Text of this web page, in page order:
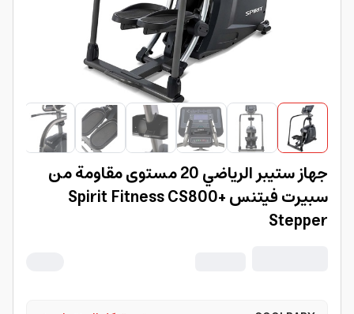
جهاز ستيبر الرياضي 20 مستوى مقاومة من
سبيرت فيتنس Spirit Fitness CS800+
Stepper